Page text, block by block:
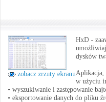
zobacz zrzuty ekranu
HxD -
dysków
Aplikacja,
w użyciu
• wyszukiwanie i zastępowanie
• eksportowanie danych do pliku